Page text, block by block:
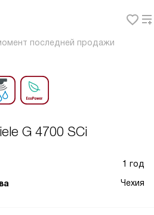
последней продажи
G 4700 SCi
1 год
Чехия